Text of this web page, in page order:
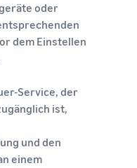
oder
dem Einstellen
Service, der
ist,
und den
einem